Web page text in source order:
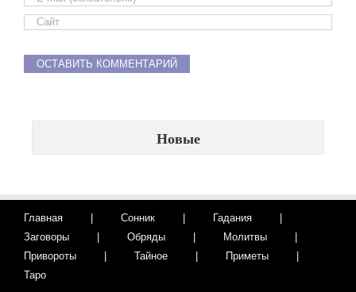
Новые
Главная Сонник
Гадания
Заговоры
Обряды
Молитвы
Привороты
Тайное
Приметы
Таро